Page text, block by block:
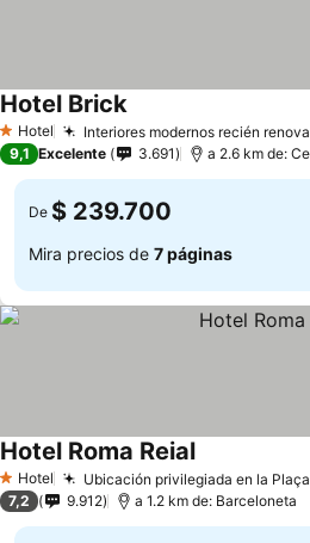
1 Estrellas
Hotel Interiores modernos recién
Hotel Brick
9,1 Excelente 3.691 a 2.6 km de:
De $ 239.700
Mira precios de 7 páginas
1 Estrellas
Hotel Ubicación privilegiada en la
Hotel Roma Reial
7,2 9.912 a 1.2 km de: Barceloneta